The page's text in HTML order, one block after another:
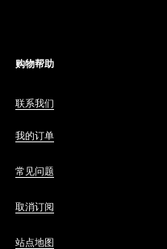
购物帮助
联系我们
我的订单
常见问题
取消订阅
站点地图